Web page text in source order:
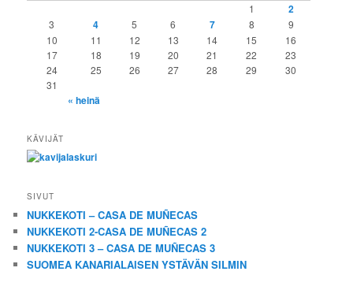
1 2
3 4 5 6 7 8
9
10
11 12 13 14 15
16
17
18 19 20 21 22
23
24
25 26 27 28 29
30
31
« heinä
KÄVIJÄT
SIVUT
NUKKEKOTI – CASA DE MUÑECAS
NUKKEKOTI 2-CASA DE MUÑECAS 2
NUKKEKOTI 3 – CASA DE MUÑECAS 3
SUOMEA KANARIALAISEN YSTÄVÄN SILMIN